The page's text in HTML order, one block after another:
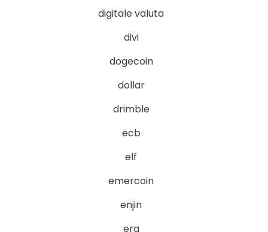
digitale valuta
divi
dogecoin
dollar
drimble
ecb
elf
emercoin
enjin
era